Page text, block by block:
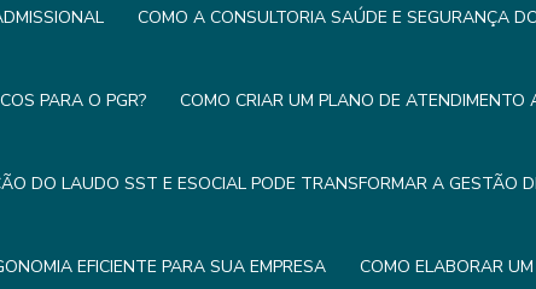
COMO A CONSULTORIA SAÚDE E SEGURANÇA
PARA O PGR? COMO CRIAR UM PLANO DE ATENDIMENTO
DO LAUDO SST E ESOCIAL PODE TRANSFORMAR A GESTÃO
EFICIENTE PARA SUA EMPRESA COMO ELABORAR